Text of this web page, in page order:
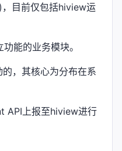
目前仅包括hiview运
能的业务模块。
，其核心为分布在系
API上报至hiview进行